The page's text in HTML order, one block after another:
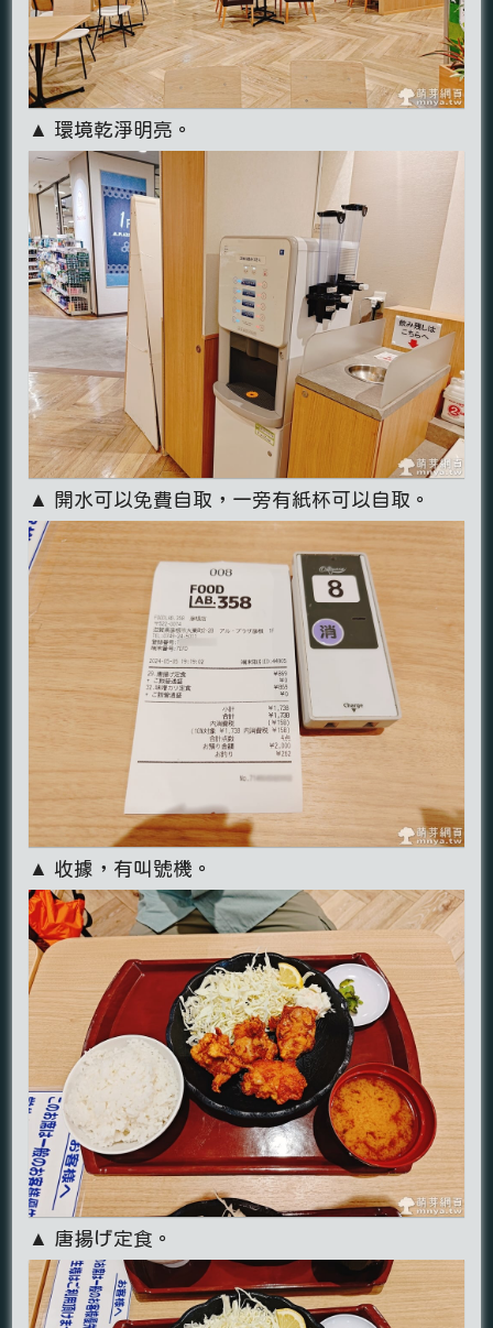
▲ 環境乾淨明亮。
▲ 開水可以免費自取，一旁有紙杯可以自取。
▲ 收據，有叫號機。
▲ 唐揚げ定食。